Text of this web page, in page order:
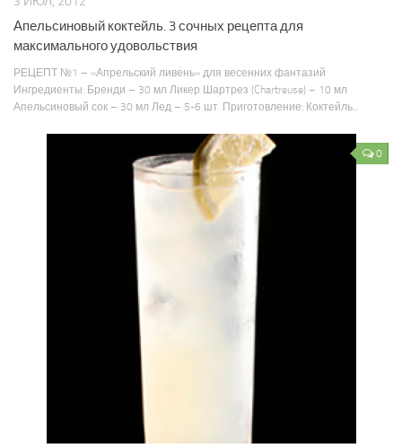
Апельсиновый коктейль. 3 сочных рецепта для
максимального удовольствия
РЕЦЕПТ №1 – «Апрельский ливень» для весенних фантазий
Ингредиенты: Бренди – 30 мл Ликер Шартрез (Chartreuse) – 10 мл
Апельсиновый сок – 30 мл Лед – 5-6 шт. Приготовление: Коктейль...
0